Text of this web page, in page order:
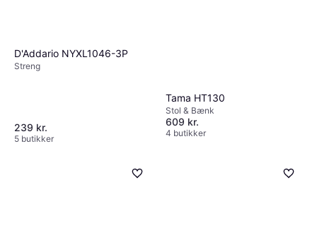
D'Addario NYXL1046-3P
Streng
239 kr.
5 butikker
Tama HT130
Stol & Bænk
609 kr.
4 butikker